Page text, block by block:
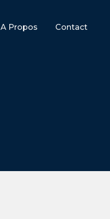
A Propos Contact